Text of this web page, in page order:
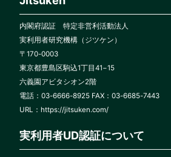
内閣府認証 特定非営利活動法人
実利用者研究機構（ジツケン）
〒170-0003
東京都豊島区駒込1丁目41−15
六義園アビタシオン2階
電話：03-6666-8925 FAX：03-6685-7443
URL： https://jitsuken.com/
実利用者UD認証について